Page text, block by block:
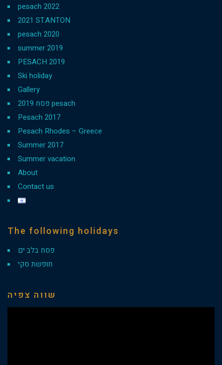
pesach 2022
2021 ST.ANTON
pesach 2020
summer 2019
PESACH 2019
Ski holiday
Gallery
פסח 2019 pesach
Pesach 2017
Pesach Rhodes – Greece
Summer 2017
Summer vacation
About
Contact us
The following holidays
פסח בלב ים
חופשת סקי
שווה צפיה